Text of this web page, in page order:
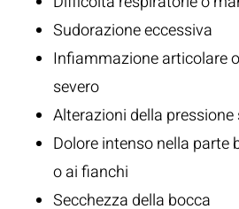
Sudorazione eccessiva
Infiammazione articolare
severo
Alterazioni della
Dolore intenso nella parte
o ai fianchi
Secchezza della bocca